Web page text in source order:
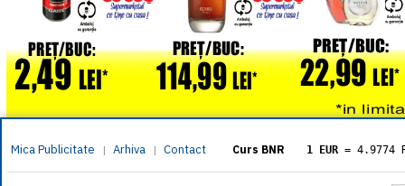
Mica Publicitate | Arhiva | Contact Curs BNR 1 EUR = 4.9774
= 5.8304